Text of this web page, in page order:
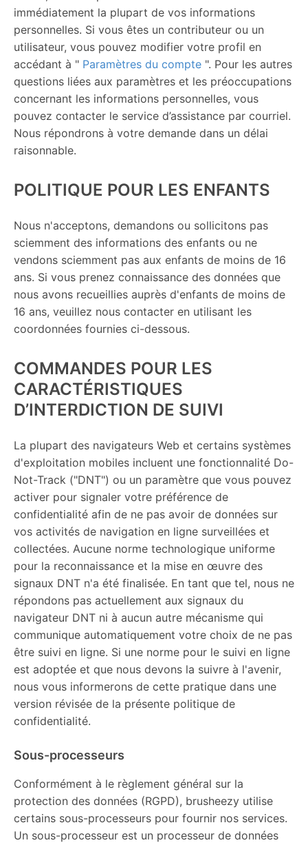
immédiatement la plupart de vos informations
personnelles. Si vous êtes un contributeur ou un
utilisateur, vous pouvez modifier votre profil en
accédant à " Paramètres du compte ". Pour les autres
questions liées aux paramètres et les préoccupations
concernant les informations personnelles, vous
pouvez contacter le service d’assistance par courriel.
Nous répondrons à votre demande dans un délai
raisonnable.
POLITIQUE POUR LES ENFANTS
Nous n'acceptons, demandons ou sollicitons pas
sciemment des informations des enfants ou ne
vendons sciemment pas aux enfants de moins de 16
ans. Si vous prenez connaissance des données que
nous avons recueillies auprès d'enfants de moins de
16 ans, veuillez nous contacter en utilisant les
coordonnées fournies ci-dessous.
COMMANDES POUR LES
CARACTÉRISTIQUES
D’INTERDICTION DE SUIVI
La plupart des navigateurs Web et certains systèmes
d'exploitation mobiles incluent une fonctionnalité Do-
Not-Track ("DNT") ou un paramètre que vous pouvez
activer pour signaler votre préférence de
confidentialité afin de ne pas avoir de données sur
vos activités de navigation en ligne surveillées et
collectées. Aucune norme technologique uniforme
pour la reconnaissance et la mise en œuvre des
signaux DNT n'a été finalisée. En tant que tel, nous ne
répondons pas actuellement aux signaux du
navigateur DNT ni à aucun autre mécanisme qui
communique automatiquement votre choix de ne pas
être suivi en ligne. Si une norme pour le suivi en ligne
est adoptée et que nous devons la suivre à l'avenir,
nous vous informerons de cette pratique dans une
version révisée de la présente politique de
confidentialité.
Sous-processeurs
Conformément à le règlement général sur la
protection des données (RGPD), brusheezy utilise
certains sous-processeurs pour fournir nos services.
Un sous-processeur est un processeur de données